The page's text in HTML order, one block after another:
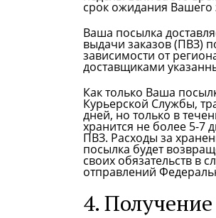
срок ожидания Вашего
Ваша посылка
выдачи заказов (ПВЗ)
зависимости от
доставщиками
Как только Ваша
Курьерской Службы,
дней, но только в
хранится не более 5-7
ПВЗ. Расходы за
посылка будет
своих обязательств в
отправлений
4. Получение